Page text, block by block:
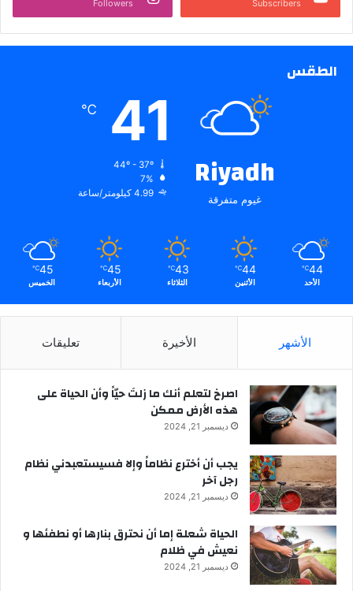
Subscribers
Followers
الطقس
Riyadh
غيوم متفرقة
41
℃
7%
4.99 كيلومتر/ساعة
44
℃
الأحد
44
℃
الأثنين
43
℃
الثلاثاء
45
℃
الأربعاء
45
℃
الخميس
الأشهر الأخيرة تعليقات
‫اصرخ لتعلم أنك ما زلتَ حيّاً وأن الحياة على
هذه الأرض ممكن
ديسمبر 21, 2024
يجب أن أخترع نظاماً وإلا فسيستعبدني نظام
رجل آخر
ديسمبر 21, 2024
الحياة شعلة إما أن نحترق بنارها أو نطفئها و
نعيش في ظلام
ديسمبر 21, 2024